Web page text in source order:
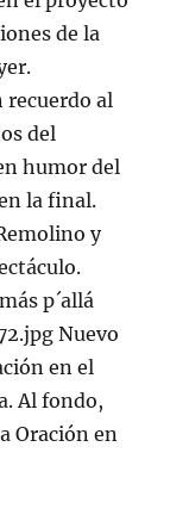
de la
recuerdo al
del
humor del
la final.
y
p´allá
Nuevo
en el
Al fondo,
Oración en